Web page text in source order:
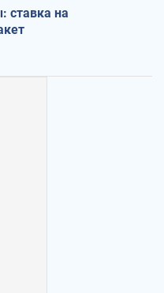
ставка на